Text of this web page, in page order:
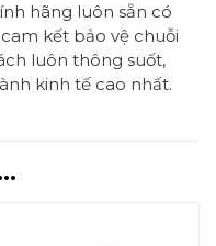
hãng luôn sẵn có
kết bảo vệ chuỗi
luôn thông suốt,
kinh tế cao nhất.